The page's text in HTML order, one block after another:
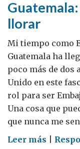
llorar
Mi tiempo como
Guatemala ha
poco más de dos
Unido en este
rol para ser
Una cosa que
que nunca me
Leer más on